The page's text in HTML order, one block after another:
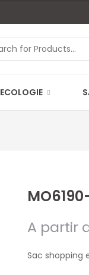
ECOLOGIE
A partir
Sac shopping